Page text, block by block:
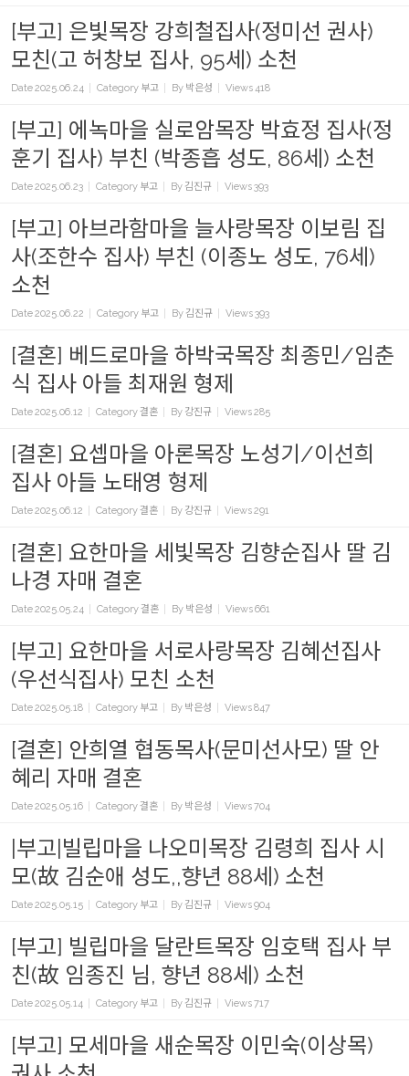
[부고] 은빛목장 강희철집사(정미선 권사)
모친(고 허창보 집사, 95세) 소천
Date2025.06.24 Category 부고 By 박은성 Views418
[부고] 에녹마을 실로암목장 박효정 집사(정
훈기 집사) 부친 (박종흡 성도, 86세) 소천
Date2025.06.23 Category 부고 By 김진규 Views393
[부고] 아브라함마을 늘사랑목장 이보림 집
사(조한수 집사) 부친 (이종노 성도, 76세)
소천
Date2025.06.22 Category 부고 By 김진규 Views393
[결혼] 베드로마을 하박국목장 최종민/임춘
식 집사 아들 최재원 형제
Date2025.06.12 Category결혼 By 강진규 Views285
[결혼] 요셉마을 아론목장 노성기/이선희
집사 아들 노태영 형제
Date2025.06.12 Category결혼 By 강진규 Views291
[결혼] 요한마을 세빛목장 김향순집사 딸 김
나경 자매 결혼
Date2025.05.24 Category결혼 By 박은성 Views661
[부고] 요한마을 서로사랑목장 김혜선집사
(우선식집사) 모친 소천
Date2025.05.18 Category 부고 By 박은성 Views847
[결혼] 안희열 협동목사(문미선사모) 딸 안
혜리 자매 결혼
Date2025.05.16 Category결혼 By 박은성 Views704
|부고|빌립마을 나오미목장 김령희 집사 시
모(故 김순애 성도,,향년 88세) 소천
Date2025.05.15 Category 부고 By 김진규 Views904
[부고] 빌립마을 달란트목장 임호택 집사 부
친(故 임종진 님, 향년 88세) 소천
Date2025.05.14 Category 부고 By 김진규 Views717
[부고] 모세마을 새순목장 이민숙(이상목)